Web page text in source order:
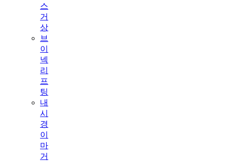
스
거
상
브
이
넥
리
프
팅
내
시
경
이
마
거